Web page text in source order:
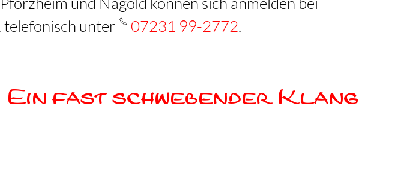
telefonisch unter 07231 99-2772.
fast schwebender Klang